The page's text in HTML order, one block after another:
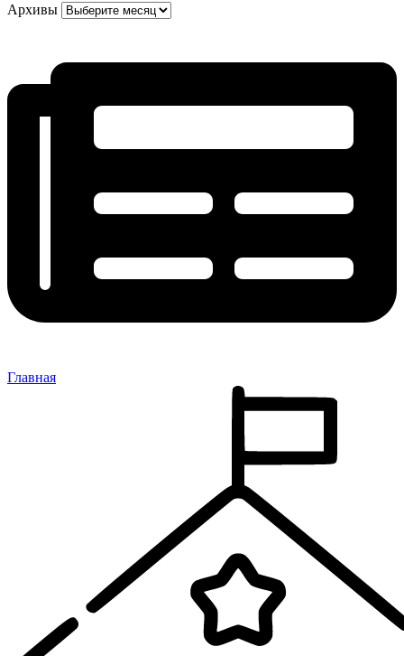
Архивы
Главная